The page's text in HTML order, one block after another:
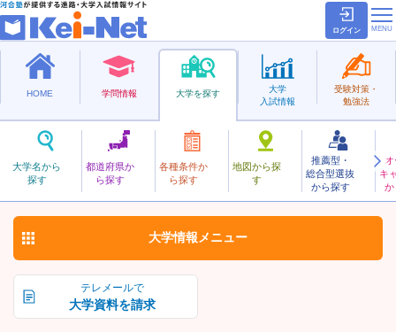
ログイン
HOME 学問情報 大学を探す
大学名から
探す
都道府県か
ら探す
各種条件か
ら探す
地図から探
す
推薦型・
総合型選抜
から探す
キ
か
大学
入試情報
受験対策・
勉強法
私立
けいあい
敬愛大学 お気に入り
テレメールで
大学資料を請求
大学情報 メニュー